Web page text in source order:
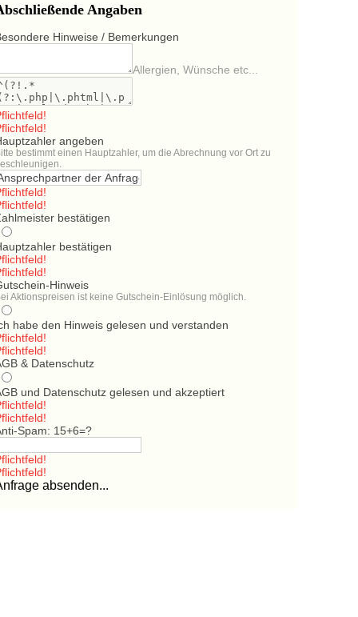
Angaben
Hinweise / Bemerkungen
Allergien, Wünsche etc...
angeben
bestimmt einen Hauptzahler, um die Abrechnung vor Ort zu
bestätigen
bestätigen
Hinweis
Aktionspreisen ist keine Gutschein-Einlösung möglich.
habe den Hinweis gelesen und verstanden
& Datenschutz
und Datenschutz gelesen und akzeptiert
Spam: 15+6=?
absenden...